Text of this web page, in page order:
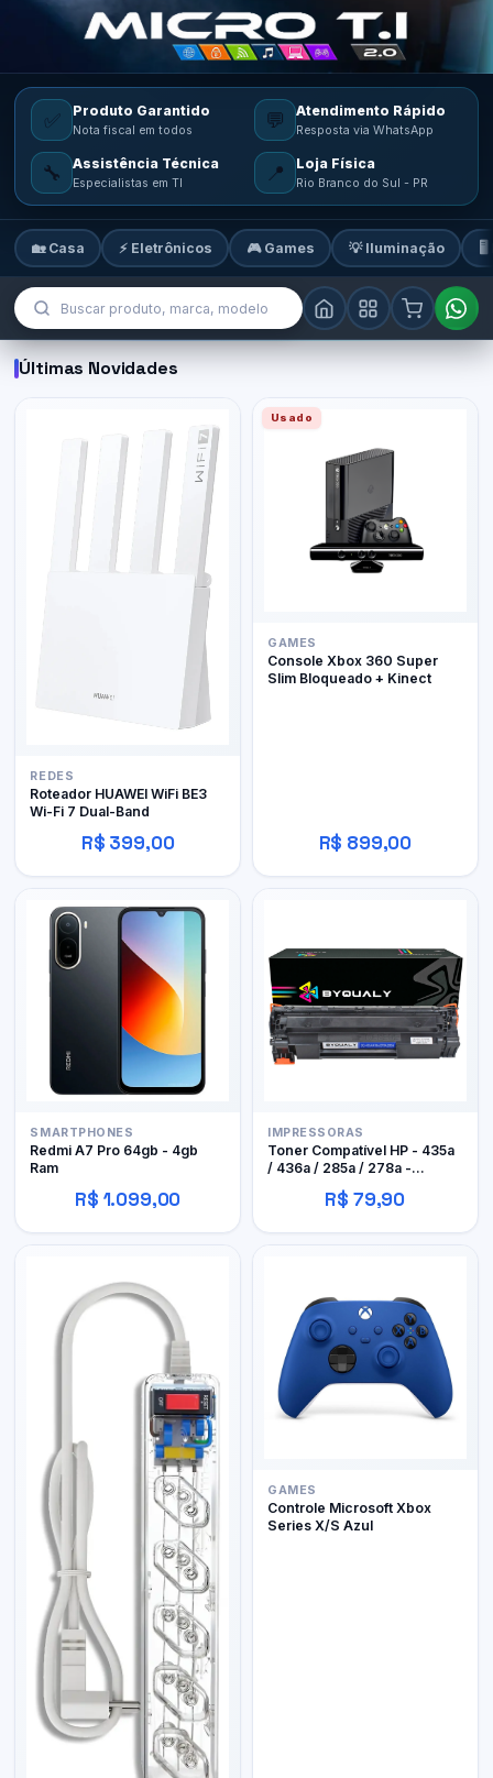
✅ Produto Garantido
Nota fiscal em todos 💬 Atendimento Rápido
Resposta via WhatsApp
🔧 Assistência Técnica
Especialistas em TI 📍 Loja Física
Rio Branco do Sul - PR
🏡 Casa ⚡ Eletrônicos 🎮 Games 💡 Iluminação 🖥️
MicroTi — Sua loja de
Últimas Novidades
REDES
Roteador HUAWEI WiFi BE3
Wi-Fi 7 Dual-Band
R$ 399,00
Usado
GAMES
Console Xbox 360 Super
Slim Bloqueado + Kinect
R$ 899,00
SMARTPHONES
Redmi A7 Pro 64gb - 4gb
Ram
R$ 1.099,00
IMPRESSORAS
Toner Compatível HP - 435a
/ 436a / 285a / 278a -
R$ 79,90
GAMES
Controle Microsoft Xbox
Series X/S Azul